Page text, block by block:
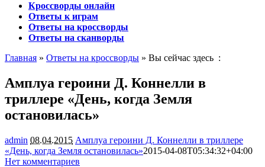
Кроссворды онлайн
Ответы к играм
Ответы на кроссворды
Ответы на сканворды
Главная » Ответы на кроссворды » Вы сейчас здесь :
Амплуа героини Д. Коннелли в
триллере «День, когда Земля
остановилась»
admin 08.04.2015 Амплуа героини Д. Коннелли в триллере
«День, когда Земля остановилась»2015-04-08T05:34:32+04:00
Нет комментариев